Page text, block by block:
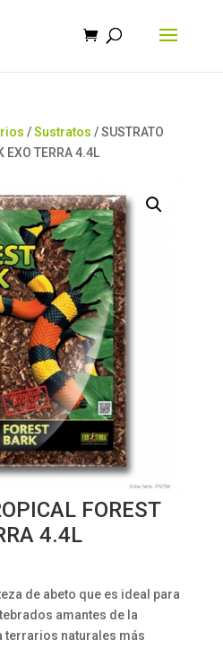
/Sustratos / SUSTRATO
EXO TERRA 4.4L
FOREST
4.4L
de abeto que es ideal para
amantes de la
terrarios naturales más